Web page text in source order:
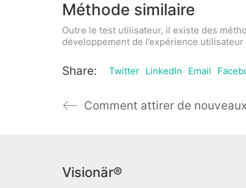
Méthode similaire
Outre le test utilisateur, il existe des
développement de l’expérience
Share: Twitter LinkedIn Email
Visionär®